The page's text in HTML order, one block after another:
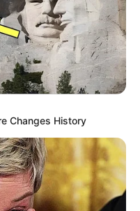
Changes History